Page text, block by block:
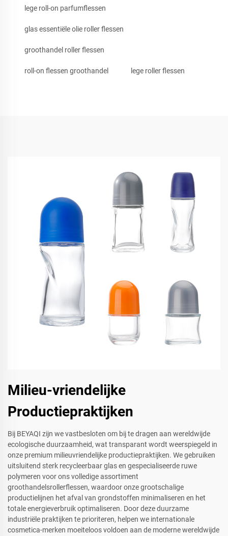
lege roll-on parfumflessen
glas essentiële olie roller flessen
groothandel roller flessen
roll-on flessen groothandel lege roller flessen
Milieu-vriendelijke
Productiepraktijken
Bij BEYAQI zijn we vastbesloten om bij te dragen aan wereldwijde
ecologische duurzaamheid, wat transparant wordt weerspiegeld in
onze premium milieuvriendelijke productiepraktijken. We gebruiken
uitsluitend sterk recycleerbaar glas en gespecialiseerde ruwe
polymeren voor ons volledige assortiment
groothandelsrollerflessen, waardoor onze grootschalige
productielijnen het afval van grondstoffen minimaliseren en het
totale energieverbruik optimaliseren. Door deze duurzame
industriële praktijken te prioriteren, helpen we internationale
cosmetica-merken moeiteloos voldoen aan de moderne wereldwijde